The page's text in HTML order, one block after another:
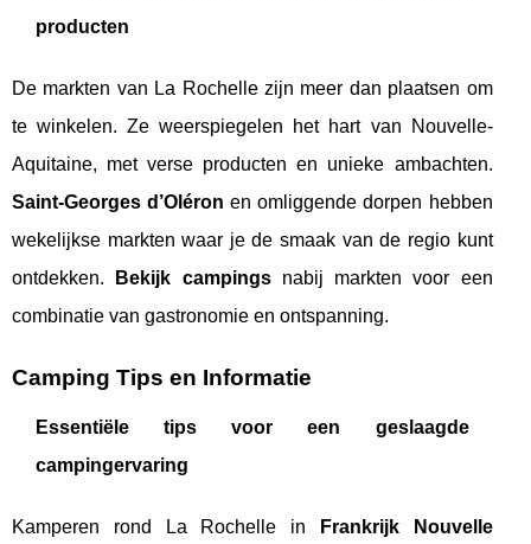
producten
De markten van La Rochelle zijn meer dan plaatsen om
te winkelen. Ze weerspiegelen het hart van Nouvelle-
Aquitaine, met verse producten en unieke ambachten.
Saint-Georges d’Oléron en omliggende dorpen hebben
wekelijkse markten waar je de smaak van de regio kunt
ontdekken.
Bekijk campingsnabij markten voor een
combinatie van gastronomie en ontspanning.
Camping Tips en Informatie
Essentiële tips voor een geslaagde
campingervaring
Kamperen rond La Rochelle in
Frankrijk Nouvelle